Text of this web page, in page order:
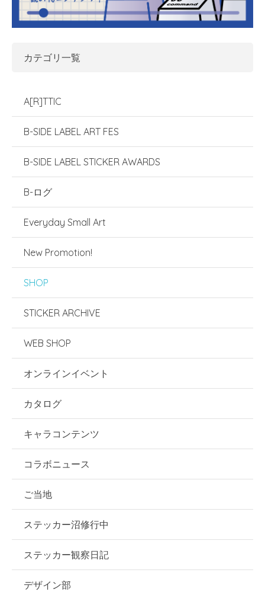
カテゴリ一覧
A[R]TTIC
B-SIDE LABEL ART FES
B-SIDE LABEL STICKER AWARDS
B-ログ
Everyday Small Art
New Promotion!
SHOP
STICKER ARCHIVE
WEB SHOP
オンラインイベント
カタログ
キャラコンテンツ
コラボニュース
ご当地
ステッカー沼修行中
ステッカー観察日記
デザイン部